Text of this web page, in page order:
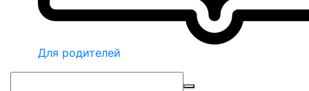
Для родителей